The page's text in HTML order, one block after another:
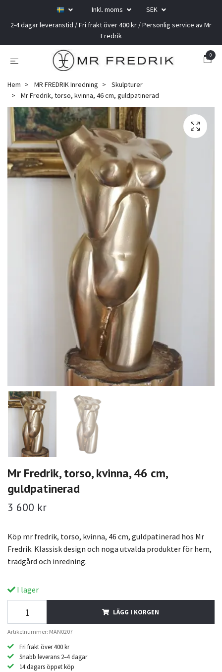
Inkl. moms
SEK
2-4 dagar leveranstid / Fri frakt över 400 kr / Personlig service av Mr
Fredrik
0
Hem MR FREDRIK Inredning
Skulpturer
Mr Fredrik, torso, kvinna, 46 cm, guldpatinerad
Mr Fredrik, torso, kvinna, 46 cm,
guldpatinerad
3 600 kr
Köp mr fredrik, torso, kvinna, 46 cm, guldpatinerad hos Mr
Fredrik. Klassisk design och noga utvalda produkter för hem,
trädgård och inredning.
I lager
LÄGG I KORGEN
Artikelnummer: MÄN0207
Fri frakt över 400 kr
Snabb leverans 2–4 dagar
14 dagars öppet köp